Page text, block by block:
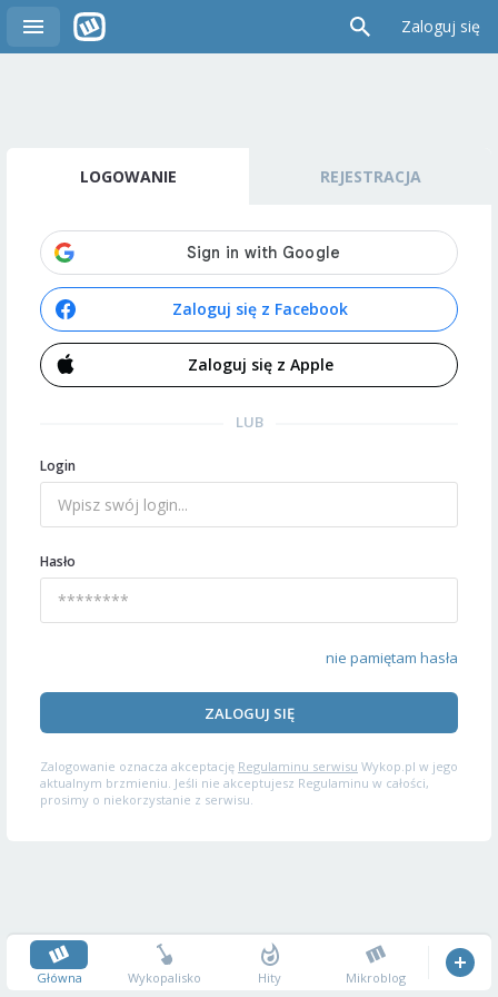
Zaloguj się
LOGOWANIE REJESTRACJA
Zaloguj się z Facebook
Zaloguj się z Apple
LUB
Login
Hasło
nie pamiętam hasła
ZALOGUJ SIĘ
Zalogowanie oznacza akceptację Regulaminu serwisu Wykop.pl w jego
aktualnym brzmieniu. Jeśli nie akceptujesz Regulaminu w całości,
prosimy o niekorzystanie z serwisu.
Główna Wykopalisko Hity Mikroblog